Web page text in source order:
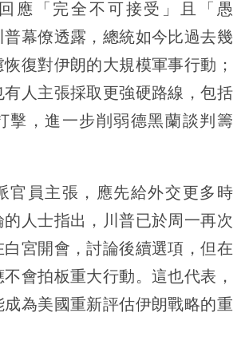
應「完全不可接受」且「愚
幕僚透露，總統如今比過去幾
復對伊朗的大規模軍事行動；
人主張採取更強硬路線，包括
擊，進一步削弱德黑蘭談判籌
官員主張，應先給外交更多時
人士指出，川普已於周一再次
宮開會，討論後續選項，但在
會拍板重大行動。這也代表，
為美國重新評估伊朗戰略的重